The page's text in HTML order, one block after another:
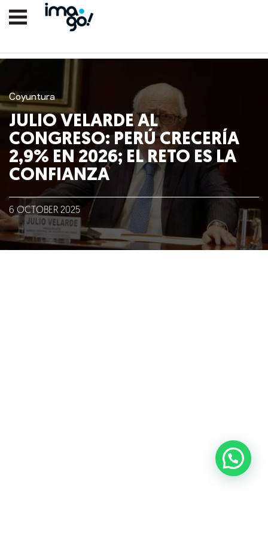
Nosotros
Clientes
Lo que hacemos
Coyuntura
JULIO VELARDE AL
CONGRESO: PERÚ CRECERÍA
2,9% EN 2026; EL RETO ES LA
CONFIANZA
6 OCTOBER 2025